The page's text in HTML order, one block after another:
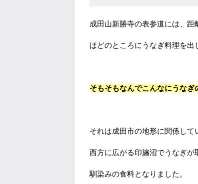
成田山新勝寺の表参道には、
ほどのところにうなぎ料理を出
そもそもなんでこんなにうなぎ
それは成田市の地形に関係して
西方に広がる印旛沼でうなぎ
馴染みの食料となりました。